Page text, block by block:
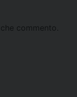
commento.